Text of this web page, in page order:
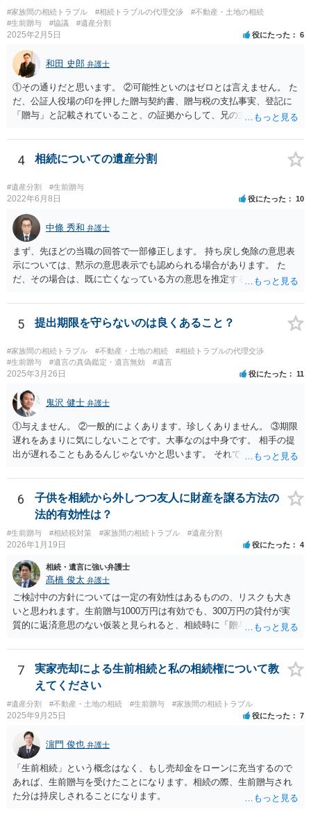
#家族間の相続トラブル #相続トラブルの代理交渉
#不動産・土地の相続
#生前贈与
#協議 #遺産分割
2025年2月5日 役にたった 6
和田 史郎 弁護士
①その通りだと思います。 ②可能性といのはゼロとは言えません。 た
だ、公証人役場の印を押した贈与契約書、贈与税の支払事実、登記に
「贈与」と記載されていること、の証拠からして、兄の主張は通らな
わなければ、遺産分割調停を申し立てて進めるのがベターのような気
がしますね。
4 相続についての遺産分割
#遺産分割 #生前贈与
2022年6月8日 役にたった 10
中條 秀和 弁護士
まず、先ほどの当職の回答で一部修正します。 持ち戻し免除の意思表
示については、黙示の意思表示でも認められる場合があります。 た
だ、その場合は、既に亡くなっている方の意思を推定することになり
持ち戻し免除の意思表示は書面で明確にしておいていただくべきとい
う結論は変わりません。 誤解を与えるような回答でした。失礼しまし
戻しをすべて免除する」というのがオーソドックスなものですが、ご
心配ならば、弁護士のところに行って、特別受益となりそうな贈与に
ついて説明した上で、適切な文言についてご相談してみてはいかがで
しょうか。
5 提出期限を守らないのは良くあること？
#家族間の相続トラブル #不動産・土地の相続
#相続トラブルの代理交渉
#生前贈与
#遺言の真偽鑑定・遺言無効 #遺言
2025年3月26日 役にたった 11
鬼沢 健士 弁護士
①与えません。 ②一般的によくあります。珍しくありません。 ③期限
遅れをあまりに気にしないことです。大事なのは中身です。 相手の提
出が遅れることもあるんじゃないかと思います。 それでもあなた有利
6
子供を相続から外しつつ友人に財産を譲る方法の
法的有効性は？
#生前贈与 #相続税対策 #家族間の相続トラブル #遺産分割
2026年1月19日 役にたった 4
相続・遺言に強い弁護士
髙橋 俊太 弁護士
ご検討中の方針については一定の有効性はあるものの、リスクも大き
いと思われます。生前贈与1000万円は有効でも、300万円の貸付が実
質的に返済意思のない仮装と見られると、相続時に「贈与」と評価さ
法として考えられるものとしては、 ①信託（家族信託・目的信託） 財
産を信託口に移し、受託者（信頼できる友人や専門職）に管理させ、
・生存中はあなたの生活費・介護費に優先充当 ・残余を友人や慈善団
体へ と使途を厳格に指定。相続ではなく信託帰属になるため、子の関
与を大きく排除できます。 ②遺言＋生命保険の組合せ 生活資金は手元
に残し、余剰資金で受取人を友人・団体にした保険を活用。保険金は
相続財産とは別枠で、遺留分対策にも有効と思われます。 ③負担付死
因贈与 「介護・見守り等を条件に、死亡時に財産を渡す」契約。条件
不履行なら無効にでき、老後の安心を担保できます。 ④ 寄附予約＋解
除条件 慈善団体への寄附を予約しつつ、資金不足時は解除できる条項
を設定。 などがあり得るかと思われます。
7
実家売却による生前相続と私の相続権について教
えてください
#遺産分割 #不動産・土地の相続 #生前贈与 #家族間の相続トラブル
2025年9月25日 役にたった 7
濵門 俊也 弁護士
「生前相続」という概念はなく、もし売却金をローンに充当するので
あれば、生前贈与を受けたことになります。相続の際、生前贈与され
た分は持戻しされることになります。